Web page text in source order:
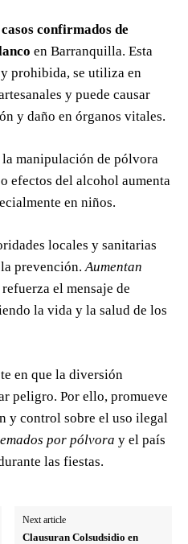
confirmados de
en Barranquilla. Esta
prohibida, se utiliza en
y puede causar
y daño en órganos vitales.
manipulación de pólvora
efectos del alcohol aumenta
en niños.
locales y sanitarias
prevención.Aumentan
refuerza el mensaje de
la vida y la salud de los
en que la diversión
peligro. Por ello, promueve
y control sobre el uso ilegal
por pólvora y el país
las fiestas.
Next article
Clausuran Colsudsidio en